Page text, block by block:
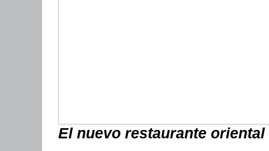
El nuevo restaurante oriental